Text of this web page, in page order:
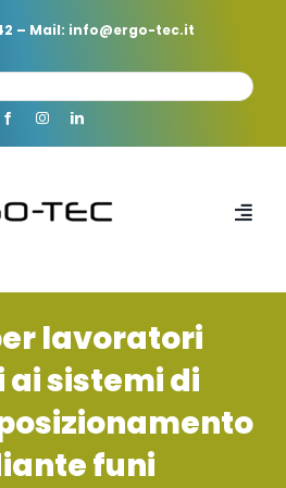
– Mail: info@ergo-tec.it
HOME
CHI SIAMO
PROFESSIONISTI
lavoratori
sistemi di
funi